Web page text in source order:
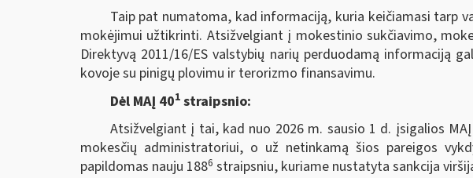
Taip pat numatoma, kad informaciją, kuria keičiamasi tarp
mokėjimui užtikrinti. Atsižvelgiant į mokestinio sukčiavimo,
Direktyvą 2011/16/ES valstybių narių perduodamą
kovoje su pinigų plovimu ir terorizmo finansavimu.
Dėl MAĮ 401straipsnio:
Atsižvelgiant į tai, kad nuo 2026 m. sausio 1 d. įsigalios
mokesčių administratoriui, o už netinkamą šios pareigos
papildomas nauju 1886 straipsniu, kuriame nustatyta sankcija